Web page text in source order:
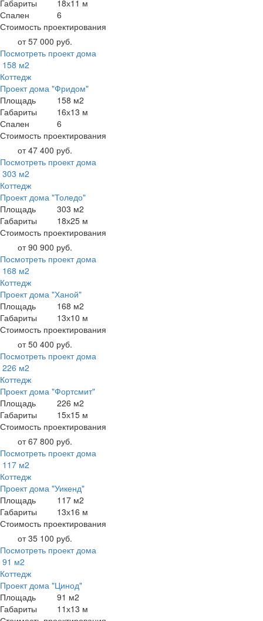
Габариты
18х11 м
Спален
6
Стоимость проектирования
от 57 000 руб.
Посмотреть проект дома
158 м2
Коттедж
Проект дома "Фридом"
Площадь
158 м2
Габариты
16х13 м
Спален
6
Стоимость проектирования
от 47 400 руб.
Посмотреть проект дома
303 м2
Коттедж
Проект дома "Толедо"
Площадь
303 м2
Габариты
18х25 м
Стоимость проектирования
от 90 900 руб.
Посмотреть проект дома
168 м2
Коттедж
Проект дома "Ханой"
Площадь
168 м2
Габариты
13х10 м
Стоимость проектирования
от 50 400 руб.
Посмотреть проект дома
226 м2
Коттедж
Проект дома "Фортсмит"
Площадь
226 м2
Габариты
15х15 м
Стоимость проектирования
от 67 800 руб.
Посмотреть проект дома
117 м2
Коттедж
Проект дома "Уикенд"
Площадь
117 м2
Габариты
13х16 м
Стоимость проектирования
от 35 100 руб.
Посмотреть проект дома
91 м2
Коттедж
Проект дома "Цинод"
Площадь
91 м2
Габариты
11х13 м